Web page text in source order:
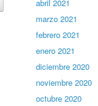
abril 2021
marzo 2021
febrero 2021
enero 2021
diciembre 2020
noviembre 2020
octubre 2020